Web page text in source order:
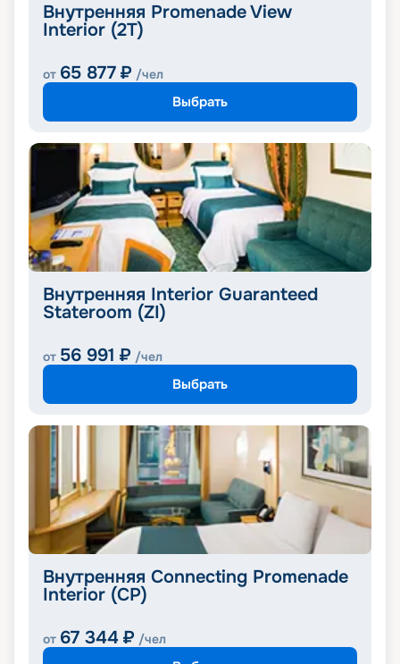
Внутренняя Promenade View
Interior (2T)
от 65 877 ₽ /чел
Выбрать
Внутренняя Interior Guaranteed
Stateroom (ZI)
от 56 991 ₽ /чел
Выбрать
Внутренняя Connecting Promenade
Interior (CP)
от 67 344 ₽ /чел